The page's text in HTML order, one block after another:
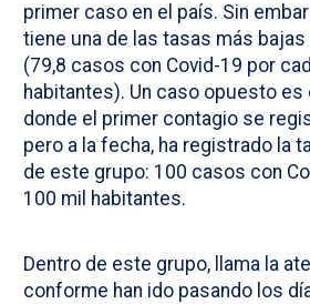
primer caso en el país. Sin
tiene una de las tasas más
(79,8 casos con Covid-19 por
habitantes). Un caso opuesto es
donde el primer contagio se
pero a la fecha, ha registrado la
de este grupo: 100 casos con
100 mil habitantes.
Dentro de este grupo, llama la
conforme han ido pasando los